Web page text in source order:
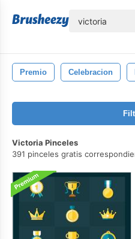
Premio Celebracion
Victoria Pinceles
391 pinceles gratis